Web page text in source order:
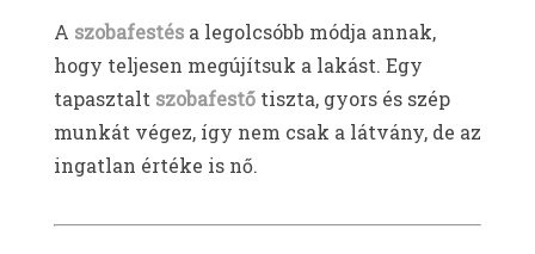
A szobafestés a legolcsóbb módja annak,
hogy teljesen megújítsuk a lakást. Egy
tapasztalt szobafestő tiszta, gyors és szép
munkát végez, így nem csak a látvány, de az
ingatlan értéke is nő.